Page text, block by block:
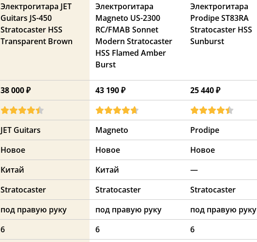
Электрогитара JET
Guitars JS-450
Stratocaster HSS
Transparent Brown
Электрогитара
Magneto US-2300
RC/FMAB Sonnet
Modern Stratocaster
HSS Flamed Amber
Burst
Электрогитара
Prodipe ST83RA
Stratocaster HSS
Sunburst
38 000 ₽ 43 190 ₽ 25 440 ₽
JET Guitars Magneto Prodipe
Новое Новое Новое
Китай Китай —
Stratocaster Stratocaster Stratocaster
под правую руку под правую руку под правую руку
6 6 6